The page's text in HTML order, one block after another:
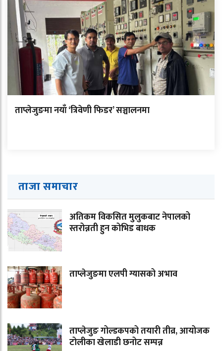
ताप्लेजुङमा नयाँ ‘त्रिवेणी फिडर’ सञ्चालनमा
ताजा समाचार
अतिकम विकसित मुलुकबाट नेपालको
स्तरोन्नती हुन कोभिड बाधक
ताप्लेजुङमा एलपी ग्यासको अभाव
ताप्लेजुङ गोल्डकपको तयारी तीव्र, आयोजक
टोलीका खेलाडी छनोट सम्पन्न